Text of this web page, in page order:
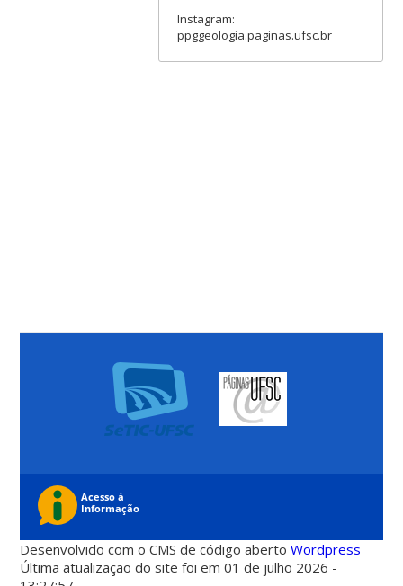
Instagram:
ppggeologia.paginas.ufsc.br
Desenvolvido com o CMS de código abertoWordpress
Última atualização do site foi em 01 de julho 2026 -